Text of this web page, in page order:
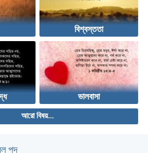
বিশ্বস্ততা
ভালবাসা
আরো বিষয়...
পদ